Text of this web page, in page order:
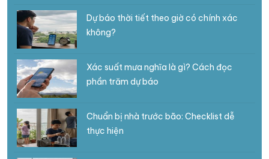
Dự báo thời tiết theo giờ có chính xác
không?
Xác suất mưa nghĩa là gì? Cách đọc
phần trăm dự báo
Chuẩn bị nhà trước bão: Checklist dễ
thực hiện